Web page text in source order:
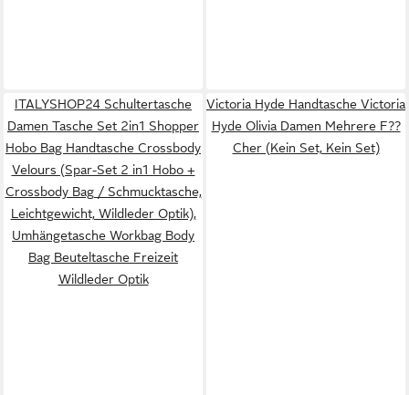
ITALYSHOP24 Schultertasche
Damen Tasche Set 2in1 Shopper
Hobo Bag Handtasche Crossbody
Velours (Spar-Set 2 in1 Hobo +
Crossbody Bag / Schmucktasche,
Leichtgewicht, Wildleder Optik),
Umhängetasche Workbag Body
Bag Beuteltasche Freizeit
Wildleder Optik
Victoria Hyde Handtasche Victoria
Hyde Olivia Damen Mehrere F??
Cher (Kein Set, Kein Set)